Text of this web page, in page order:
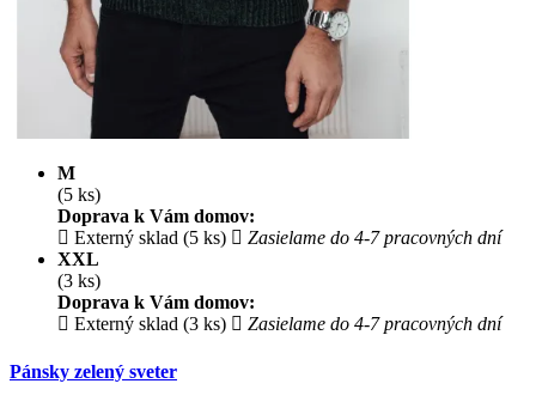
M
(5 ks)
Doprava k Vám domov:
Externý sklad (5 ks)
Zasielame do 4-7 pracovných dní
XXL
(3 ks)
Doprava k Vám domov:
Externý sklad (3 ks)
Zasielame do 4-7 pracovných dní
Pánsky zelený sveter